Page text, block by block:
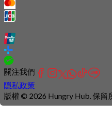
關注我們
隱私政策
版權 © 2026 Hungry Hub. 保留
Connection